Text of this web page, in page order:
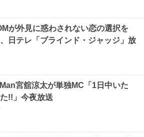
が外見に惑わされない恋の選択を
日テレ「ブラインド・ジャッジ」放
宮舘涼太が単独MC「1日中いた
!!」今夜放送